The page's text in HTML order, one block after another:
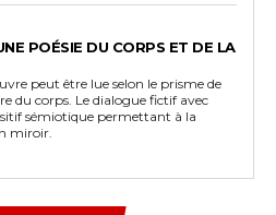
POÉSIE DU CORPS ET DE LA
peut être lue selon le prisme de
du corps. Le dialogue fictif avec
sémiotique permettant à la
miroir.